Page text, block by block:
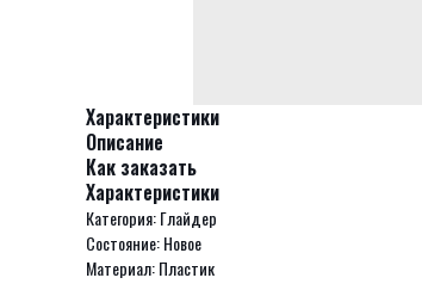
Характеристики
Описание
Как заказать
Характеристики
Категория: Глайдер
Состояние: Новое
Материал: Пластик